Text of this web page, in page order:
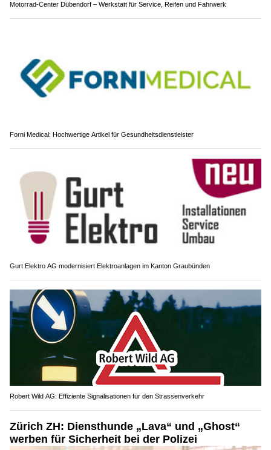
Motorrad-Center Dübendorf – Werkstatt für Service, Reifen und Fahrwerk
Forni Medical: Hochwertige Artikel für Gesundheitsdienstleister
Gurt Elektro AG modernisiert Elektroanlagen im Kanton Graubünden
Robert Wild AG: Effiziente Signalisationen für den Strassenverkehr
Zürich ZH: Diensthunde „Lava“ und „Ghost“
werben für Sicherheit bei der Polizei